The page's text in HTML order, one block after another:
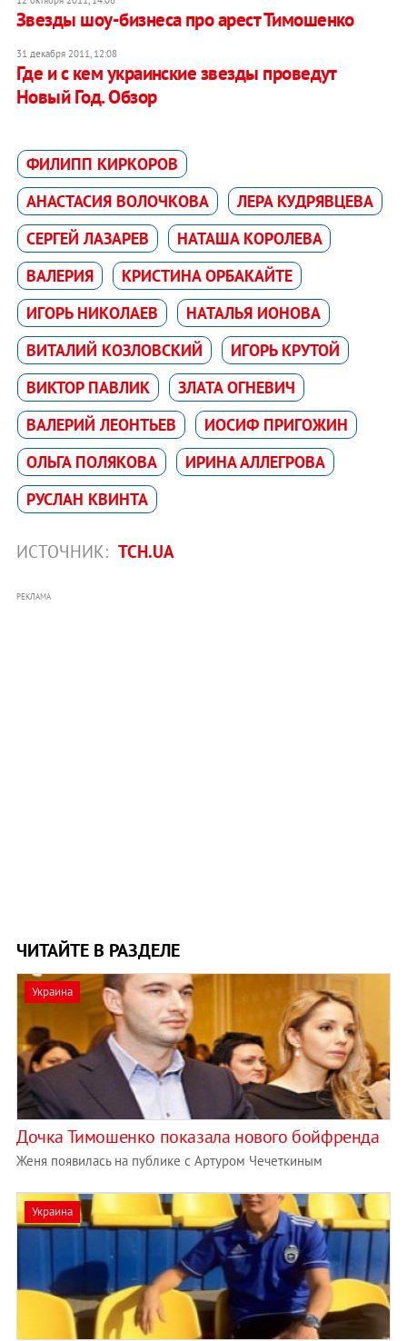
Звезды шоу-бизнеса про арест Тимошенко
31 декабря 2011, 12:08
Где и с кем украинские звезды проведут
Новый Год. Обзор
ФИЛИПП КИРКОРОВ
АНАСТАСИЯ ВОЛОЧКОВА
ЛЕРА КУДРЯВЦЕВА
СЕРГЕЙ ЛАЗАРЕВ
НАТАША КОРОЛЕВА
ВАЛЕРИЯ
КРИСТИНА ОРБАКАЙТЕ
ИГОРЬ НИКОЛАЕВ
НАТАЛЬЯ ИОНОВА
ВИТАЛИЙ КОЗЛОВСКИЙ
ИГОРЬ КРУТОЙ
ВИКТОР ПАВЛИК
ЗЛАТА ОГНЕВИЧ
ВАЛЕРИЙ ЛЕОНТЬЕВ
ИОСИФ ПРИГОЖИН
ОЛЬГА ПОЛЯКОВА
ИРИНА АЛЛЕГРОВА
РУСЛАН КВИНТА
ИСТОЧНИК: ТСН.UA
РЕКЛАМА
ЧИТАЙТЕ В РАЗДЕЛЕ
Украина
Дочка Тимошенко показала нового бойфренда
Женя появилась на публике с Артуром Чечеткиным
Украина